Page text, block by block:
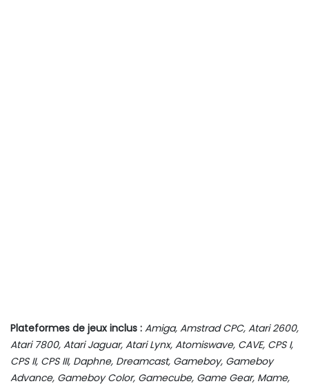
Plateformes de jeux inclus : Amiga, Amstrad CPC, Atari 2600,
Atari 7800, Atari Jaguar, Atari Lynx, Atomiswave, CAVE, CPS I,
CPS II, CPS III, Daphne, Dreamcast, Gameboy, Gameboy
Advance, Gameboy Color, Gamecube, Game Gear, Mame,